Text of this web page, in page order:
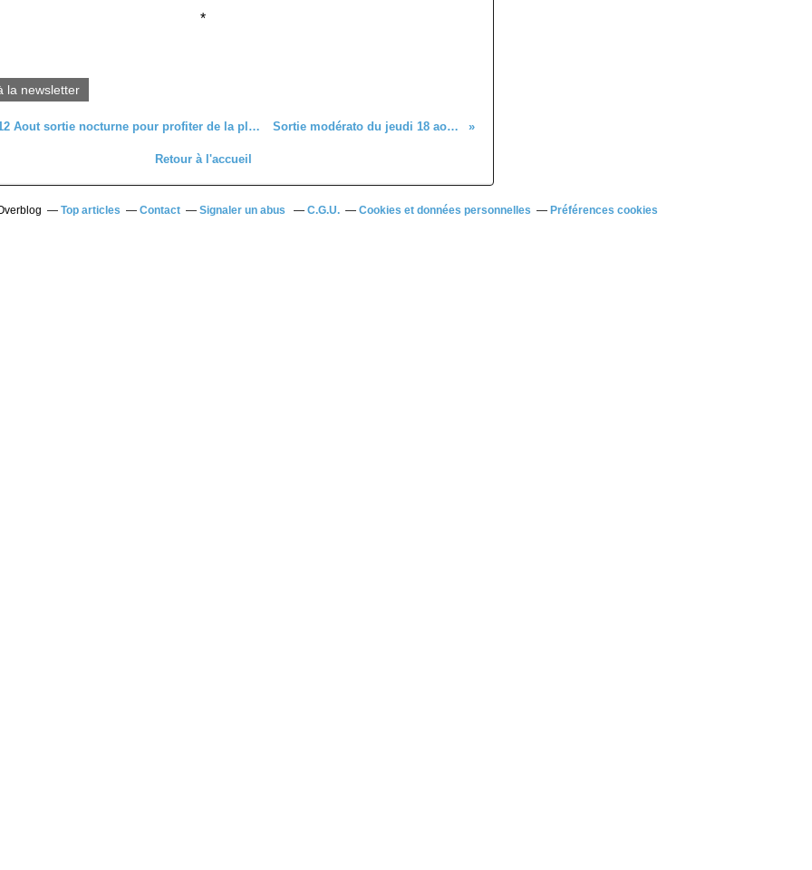
*
la newsletter
Vendredi 12 Aout sortie nocturne pour profiter de la pleine lune Sortie modérato du jeudi 18 aout 2022
Retour à l'accueil
Top articles Contact Signaler un abus C.G.U. Cookies et données personnelles Préférences cookies